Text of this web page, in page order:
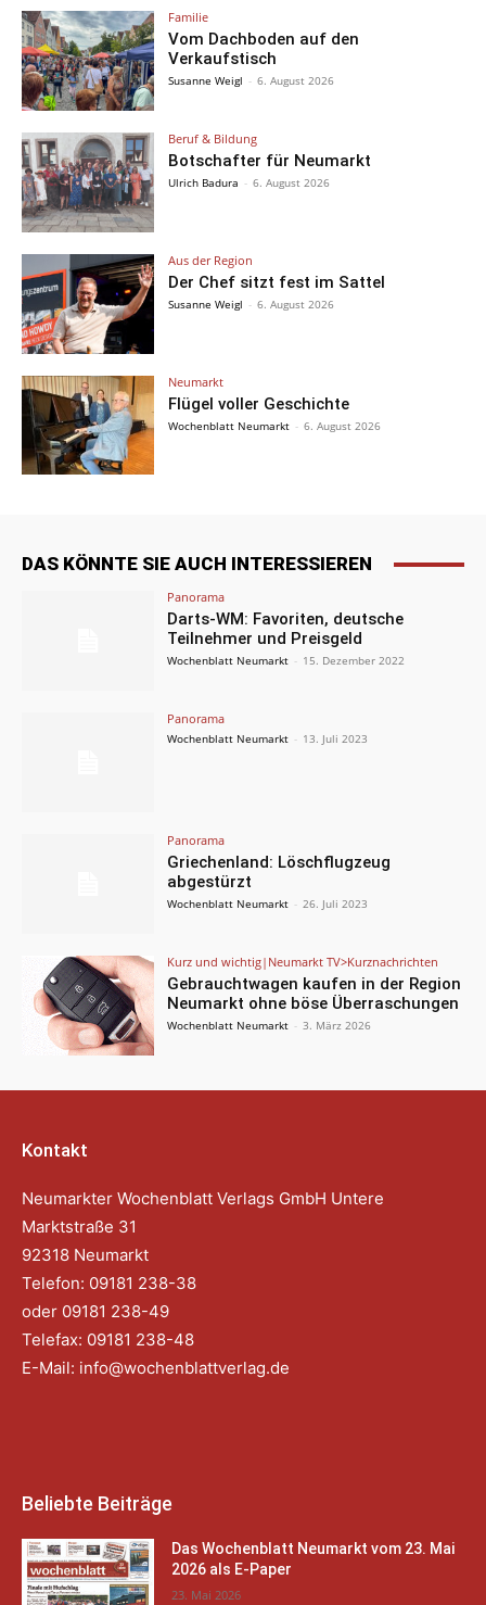
Familie
Vom Dachboden auf den
Verkaufstisch
Susanne Weigl - 6. August 2026
Beruf & Bildung
Botschafter für Neumarkt
Ulrich Badura - 6. August 2026
Aus der Region
Der Chef sitzt fest im Sattel
Susanne Weigl - 6. August 2026
Neumarkt
Flügel voller Geschichte
Wochenblatt Neumarkt - 6. August 2026
DAS KÖNNTE SIE AUCH INTERESSIEREN
Panorama
Darts-WM: Favoriten, deutsche
Teilnehmer und Preisgeld
Wochenblatt Neumarkt - 15. Dezember 2022
Panorama
Wochenblatt Neumarkt - 13. Juli 2023
Panorama
Griechenland: Löschflugzeug
abgestürzt
Wochenblatt Neumarkt - 26. Juli 2023
Kurz und wichtig|Neumarkt TV>Kurznachrichten
Gebrauchtwagen kaufen in der Region
Neumarkt ohne böse Überraschungen
Wochenblatt Neumarkt - 3. März 2026
Kontakt
Neumarkter Wochenblatt Verlags GmbH Untere
Marktstraße 31
92318 Neumarkt
Telefon: 09181 238-38
oder 09181 238-49
Telefax: 09181 238-48
E-Mail: info@wochenblattverlag.de
Beliebte Beiträge
Das Wochenblatt Neumarkt vom 23. Mai
2026 als E-Paper
23. Mai 2026